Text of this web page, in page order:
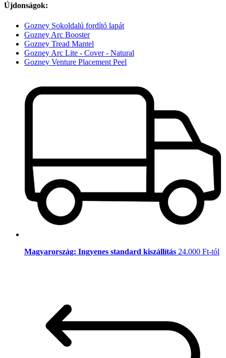
Újdonságok:
Gozney Sokoldalú fordító lapát
Gozney Arc Booster
Gozney Tread Mantel
Gozney Arc Lite - Cover - Natural
Gozney Venture Placement Peel
Magyarország: Ingyenes standard kiszállítás 24.000 Ft-tól